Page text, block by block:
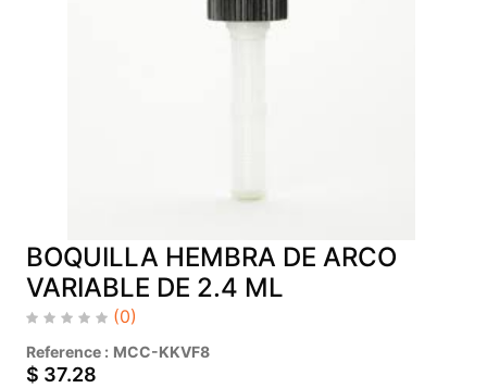
BOQUILLA HEMBRA DE ARCO
VARIABLE DE 2.4 ML
(0)
Reference : MCC-KKVF8
$ 37.28